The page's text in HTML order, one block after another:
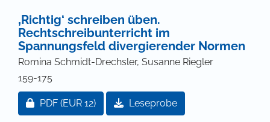
‚Richtig‘ schreiben üben.
Rechtschreibunterricht im
Spannungsfeld divergierender Normen
Romina Schmidt-Drechsler, Susanne Riegler
159-175
Zugang für Abonnent/innen oder durch Zahlung
PDF (EUR 12) Leseprobe